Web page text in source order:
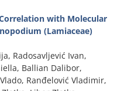
with Molecular
(Lamiaceae)
Radosavljević Ivan,
Ballian Dalibor,
Ranđelović Vladimir,